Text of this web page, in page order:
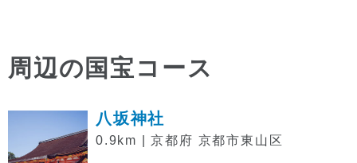
周辺の国宝コース
八坂神社
0.9km | 京都府 京都市東山区